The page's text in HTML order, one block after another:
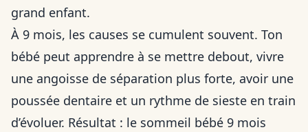
grand enfant.
À 9 mois, les causes se cumulent souvent. Ton
bébé peut apprendre à se mettre debout, vivre
une angoisse de séparation plus forte, avoir une
poussée dentaire et un rythme de sieste en train
d’évoluer. Résultat : le sommeil bébé 9 mois